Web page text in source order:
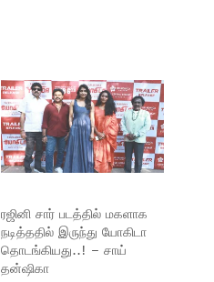
ரஜினி சார் படத்தில் மகளாக
நடித்ததில் இருந்து யோகிடா
தொடங்கியது..! – சாய்
தன்ஷிகா